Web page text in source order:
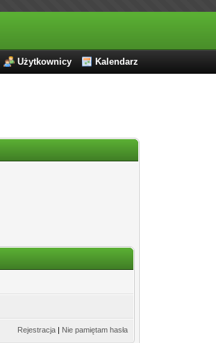
Użytkownicy Kalendarz
Rejestracja | Nie pamiętam hasła